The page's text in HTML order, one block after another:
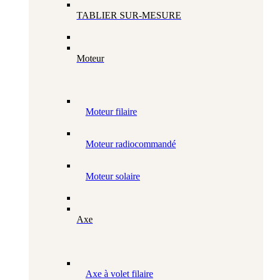
TABLIER SUR-MESURE
Moteur
Moteur filaire
Moteur radiocommandé
Moteur solaire
Axe
Axe à volet filaire